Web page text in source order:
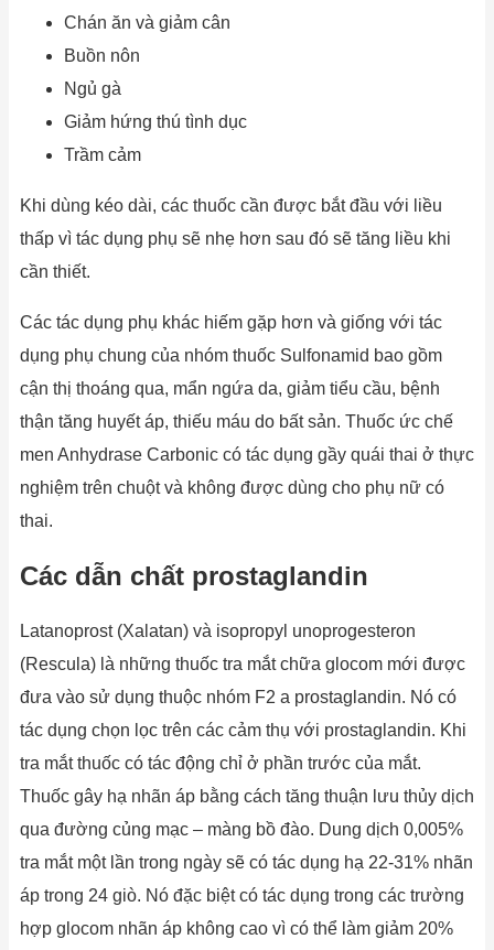
Chán ăn và giảm cân
Buồn nôn
Ngủ gà
Giảm hứng thú tình dục
Trầm cảm
Khi dùng kéo dài, các thuốc cần được bắt đầu với liều
thấp vì tác dụng phụ sẽ nhẹ hơn sau đó sẽ tăng liều khi
cần thiết.
Các tác dụng phụ khác hiếm gặp hơn và giống với tác
dụng phụ chung của nhóm thuốc Sulfonamid bao gồm
cận thị thoáng qua, mẩn ngứa da, giảm tiểu cầu, bệnh
thận tăng huyết áp, thiếu máu do bất sản. Thuốc ức chế
men Anhydrase Carbonic có tác dụng gầy quái thai ở thực
nghiệm trên chuột và không được dùng cho phụ nữ có
thai.
Các dẫn chất prostaglandin
Latanoprost (Xalatan) và isopropyl unoprogesteron
(Rescula) là những thuốc tra mắt chữa glocom mới được
đưa vào sử dụng thuộc nhóm F2 a prostaglandin. Nó có
tác dụng chọn lọc trên các cảm thụ với prostaglandin. Khi
tra mắt thuốc có tác động chỉ ở phần trước của mắt.
Thuốc gây hạ nhãn áp bằng cách tăng thuận lưu thủy dịch
qua đường củng mạc – màng bồ đào. Dung dịch 0,005%
tra mắt một lần trong ngày sẽ có tác dụng hạ 22-31% nhãn
áp trong 24 giò. Nó đặc biệt có tác dụng trong các trường
hợp glocom nhãn áp không cao vì có thể làm giảm 20%